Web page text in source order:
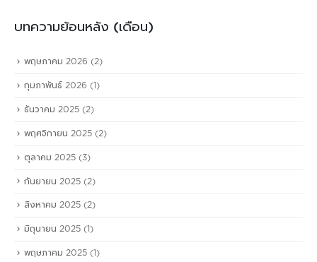
บทความย้อนหลัง (เดือน)
พฤษภาคม 2026 (2)
กุมภาพันธ์ 2026 (1)
ธันวาคม 2025 (2)
พฤศจิกายน 2025 (2)
ตุลาคม 2025 (3)
กันยายน 2025 (2)
สิงหาคม 2025 (2)
มิถุนายน 2025 (1)
พฤษภาคม 2025 (1)